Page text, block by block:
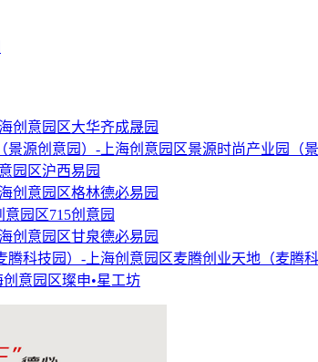
大华齐成晟园
景源时尚产业园（景
沪西易园
格林德必易园
715创意园
甘泉德必易园
麦腾创业天地（麦腾科
璨申•星工坊